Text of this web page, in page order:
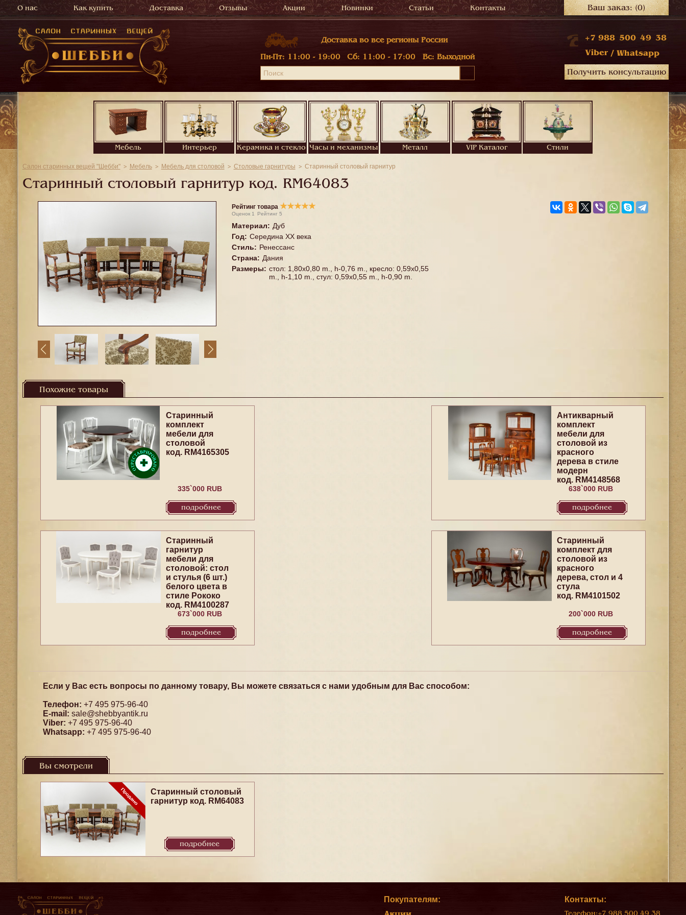
О нас Как купить Доставка Отзывы Акции Новинки Статьи Контакты Ваш заказ:(0)
Доставка во все регионы России
Пн-Пт: 11:00 - 19:00 Сб: 11:00 - 17:00 Вс: Выходной
+7 988 500 49 38
Viber / Whatsapp
Получить консультацию
Мебель Интерьер Керамика и стекло Часы и механизмы Металл VIP Каталог Стили
Салон старинных вещей "Шебби" Мебель Мебель для столовой Столовые гарнитуры Старинный столовый гарнитур
Старинный столовый гарнитур код. RM64083
Рейтинг товара ★★★★★
Оценок 1 Рейтинг 5
Материал: Дуб
Год: Середина XX векa
Стиль: Ренессанс
Страна: Дания
Размеры: стол: 1,80x0,80 m., h-0,76 m., кресло: 0,59x0,55
m., h-1,10 m., стул: 0,59x0,55 m., h-0,90 m.
Похожие товары
Старинный
комплект
мебели для
столовой
код. RM4165305
335`000 RUB
подробнее
Антикварный
комплект
мебели для
столовой из
красного
дерева в стиле
модерн
код. RM4148568
638`000 RUB
подробнее
Старинный
гарнитур
мебели для
столовой: стол
и стулья (6 шт.)
белого цвета в
стиле Рококо
код. RM4100287
673`000 RUB
подробнее
Старинный
комплект для
столовой из
красного
дерева, стол и 4
стула
код. RM4101502
200`000 RUB
подробнее
Если у Вас есть вопросы по данному товару, Вы можете связаться с нами удобным для Вас способом:
Телефон: +7 495 975-96-40
E-mail: sale@shebbyantik.ru
Viber: +7 495 975-96-40
Whatsapp: +7 495 975-96-40
Вы смотрели
Старинный столовый
гарнитур код. RM64083
подробнее
Покупателям: Контакты:
Телефон:+7 988 500 49 38